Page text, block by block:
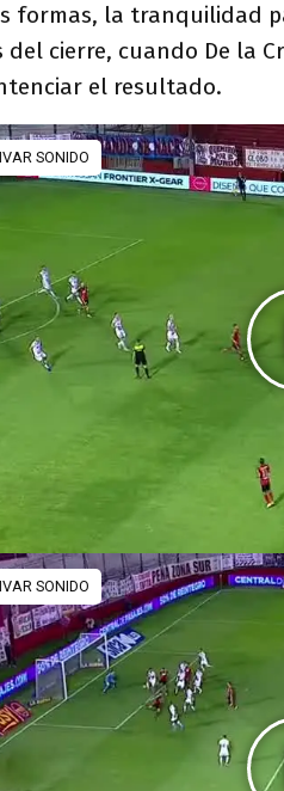
formas, la tranquilidad
del cierre, cuando De la
el resultado.